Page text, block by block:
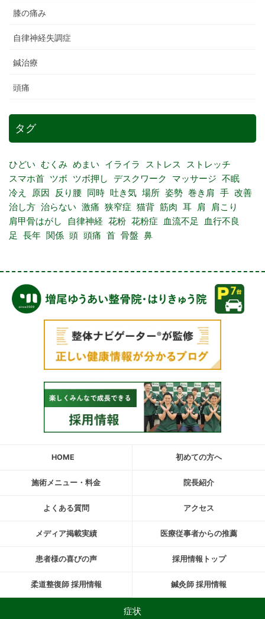
膝の痛み
自律神経失調症
鍼治療
頭痛
タグ
ひどい むくみ めまい イライラ ストレス
ストレッチ
スマホ首 ツボ ツボ押し デスクワーク マッサージ 不眠
冷え
原因 反り腰 同時 吐き気 場所 姿勢 巻き肩 手 改善
治し方 治らない 激痛 狭窄症 猫背 筋肉 耳 肩
肩こり
肩甲骨はがし
自律神経 花粉 花粉症 血流不足
血行不良
足 長年 関係 頭 頭痛 首 骨盤 鼻
HOME 初めての方へ
施術メニュー・料金 院長紹介
よくある質問 アクセス
メディア掲載実績 医療従事者からの推薦
患者様の喜びの声 採用情報トップ
柔道整復師 採用情報 鍼灸師 採用情報
症状